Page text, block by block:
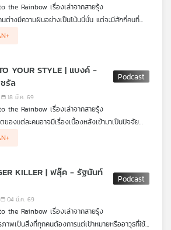
the Rainbow เรื่องเล่าจากสายรุ้ง
นต่างมีความฝันอย่างเป็นโน้นนี่นั่น แต่จะมีสักกี่คนที่
าวนานกว่าฝันที่เคยวาดไว้จะเป็นเรื่องจริง
ากวัยเด็กจนก้าวเข้าสู่วงการภาพยนตร์ที่มีทั้งเบื้องหลัง
ที่เอาไปทำเป็นซีรีส์ รวมถึงการสร้างพื้นที่ให้ชุมชน
านงานเล่าของเขาด้วย ฟังและชมกันได้ใน Into the
งเล่าจากสายรุ้ง ค่ะ
YOUR STYLE | แบงค์ -
รัล
18 มี.ค. 69
the Rainbow เรื่องเล่าจากสายรุ้ง
ของแต่ละคนอาจมีเรื่องเบื้องหลังเข้ามาเป็นปัจจัย
สดงแถวหน้าของเมืองไทย ก็มีจุดเปลี่ยนเช่นกันโดย
หลังการสร้างลุคให้ตัวละคร ไปจนถึงการทำงานกับนัก
ลืม พร้อมฝากข้อคิดและกำลังใจให้กับคนที่อยากเปลี่ยน
ไม่กล้าก้าวข้ามความไม่แน่นอน ฟังและชมกันได้ใน Into
เรื่องเล่าจากสายรุ้ง ค่ะ
KILLER | ฟลุ๊ค - รัฐนันท์
04 มี.ค. 69
the Rainbow เรื่องเล่าจากสายรุ้ง
ภาพเป็นสิ่งที่ทุกคนต้องการแต่เป้าหมายหรืออาวุธที่ใช้